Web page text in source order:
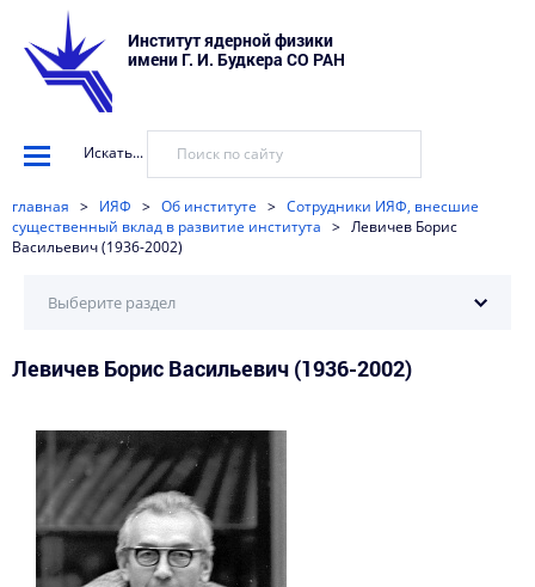
Институт ядерной физики
имени Г. И. Будкера СО РАН
Искать...
главная > ИЯФ > Об институте > Сотрудники ИЯФ, внесшие
существенный вклад в развитие института > Левичев Борис
Васильевич (1936-2002)
История ИЯФ
Сотрудники ИЯФ, внесшие существенный вклад в
развитие института
Сотрудники ИЯФ – ветераны Великой Отечественной
войны
Выберите раздел
Левичев Борис Васильевич (1936-2002)